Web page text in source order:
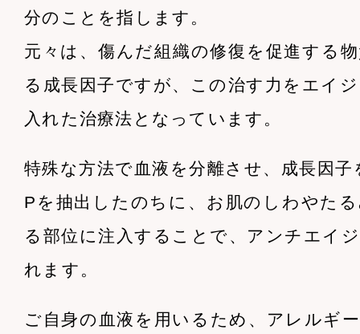
分のことを指します。
元々は、傷んだ組織の修復を促進する
る成長因子ですが、この治す力をエイ
入れた治療法となっています。
特殊な方法で血液を分離させ、成長因
Pを抽出したのちに、お肌のしわやた
る部位に注入することで、アンチエイ
れます。
ご自身の血液を用いるため、アレルギ